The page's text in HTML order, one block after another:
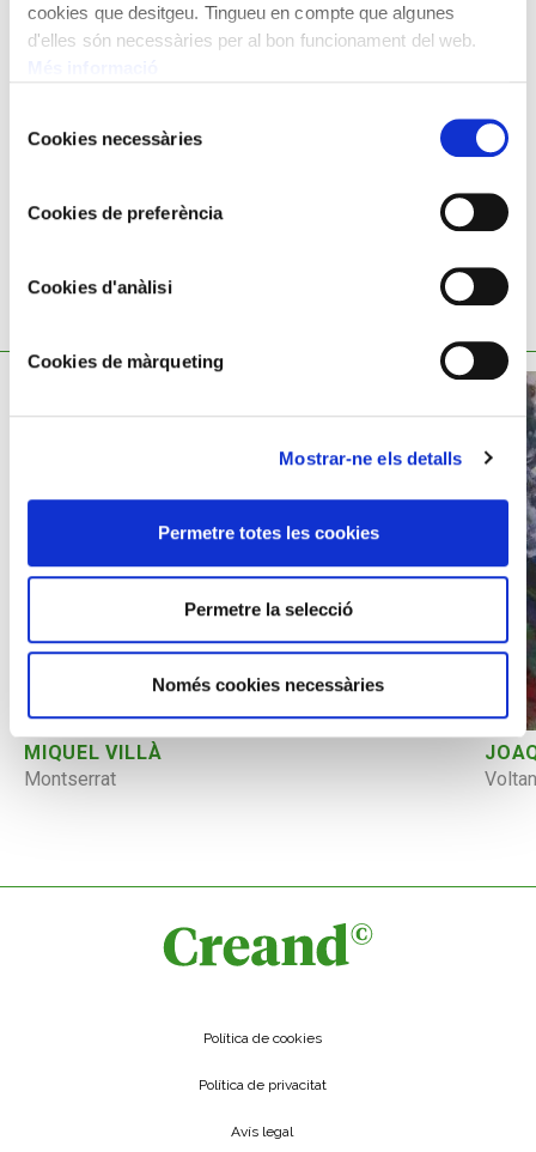
cookies que desitgeu. Tingueu en compte que algunes
d'elles són necessàries per al bon funcionament del web.
deCookies necessàries
Cookies de preferència
Cookies d'anàlisi
Cookies de màrqueting
Mostrar-ne els detalls
Permetre totes les cookies
Permetre la selecció
Només cookies necessàries
Oli sobre tela
MIQUEL VILLÀ
Montserrat
Política de cookies
Política de privacitat
Avís legal